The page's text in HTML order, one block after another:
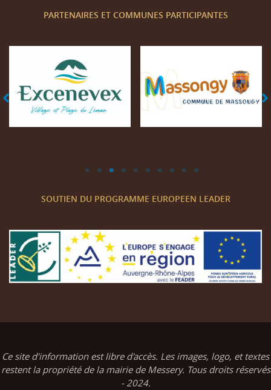
PARTENAIRES ET COMMUNES PARTICIPANTES
Mairie d'Excenevex Mairie de Massongy
SOUTIEN DU PROGRAMME EUROPEEN LEADER
Ce site d'information est libre d'accès. Les images, logo, et textes
restent la propriété de la mairie de Messery. Tous droits réservés
- 2024.